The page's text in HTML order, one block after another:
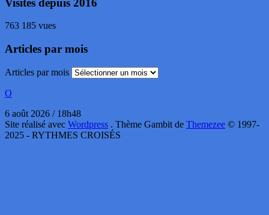
763 185 vues
Articles par mois
Articles par mois
O
6 août 2026 / 18h48
Site réalisé avec Wordpress . Thème Gambit de Themezee © 1997-
2025 - RYTHMES CROISÉS